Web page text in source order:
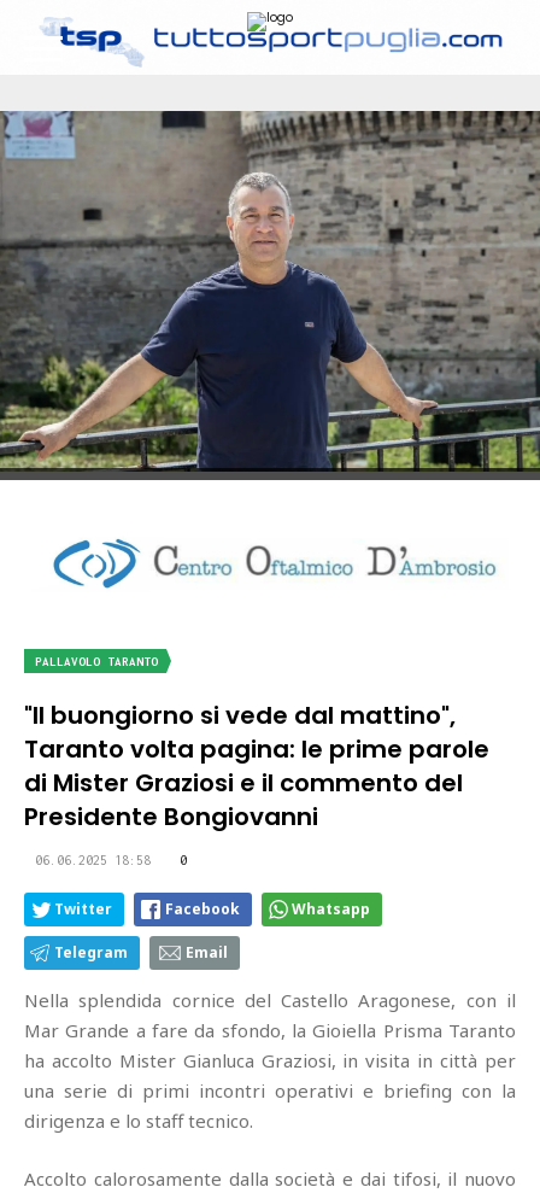
PALLAVOLO TARANTO
"Il buongiorno si vede dal mattino",
Taranto volta pagina: le prime parole
di Mister Graziosi e il commento del
Presidente Bongiovanni
06.06.2025 18:58 0
Twitter Facebook Whatsapp
Telegram Email
Nella splendida cornice del Castello Aragonese, con il
Mar Grande a fare da sfondo, la Gioiella Prisma Taranto
ha accolto Mister Gianluca Graziosi, in visita in città per
una serie di primi incontri operativi e briefing con la
dirigenza e lo staff tecnico.
Accolto calorosamente dalla società e dai tifosi, il nuovo